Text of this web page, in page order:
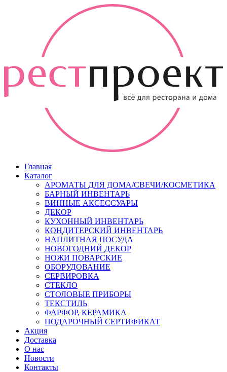
Главная
Каталог
АРОМАТЫ ДЛЯ ДОМА/СВЕЧИ/КОСМЕТИКА
БАРНЫЙ ИНВЕНТАРЬ
ВИННЫЕ АКСЕССУАРЫ
ДЕКОР
КУХОННЫЙ ИНВЕНТАРЬ
КОНДИТЕРСКИЙ ИНВЕНТАРЬ
НАПЛИТНАЯ ПОСУДА
НОВОГОДНИЙ ДЕКОР
НОЖИ ПОВАРСКИЕ
ОБОРУДОВАНИЕ
СЕРВИРОВКА
СТЕКЛО
СТОЛОВЫЕ ПРИБОРЫ
ТЕКСТИЛЬ
ФАРФОР, КЕРАМИКА
ПОДАРОЧНЫЙ СЕРТИФИКАТ
Акция
Доставка
О нас
Новости
Контакты